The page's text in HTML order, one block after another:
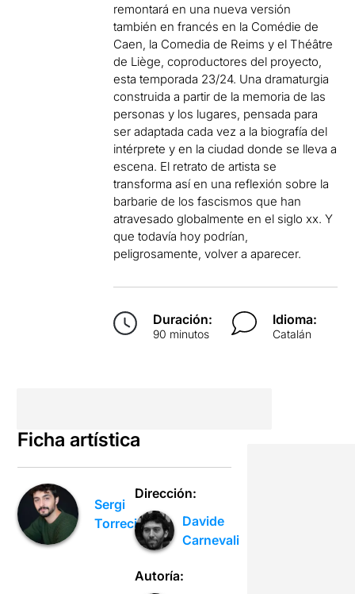
remontará en una nueva versión
también en francés en la Comédie de
Caen, la Comedia de Reims y el Théâtre
de Liège, coproductores del proyecto,
esta temporada 23/24. Una dramaturgia
construida a partir de la memoria de las
personas y los lugares, pensada para
ser adaptada cada vez a la biografía del
intérprete y en la ciudad donde se lleva a
escena. El retrato de artista se
transforma así en una reflexión sobre la
barbarie de los fascismos que han
atravesado globalmente en el siglo xx. Y
que todavía hoy podrían,
peligrosamente, volver a aparecer.
Duración:
90 minutos
Idioma:
Catalán
Ficha artística
Sergi
Torrecilla
Dirección:
Davide
Carnevali
Autoría: